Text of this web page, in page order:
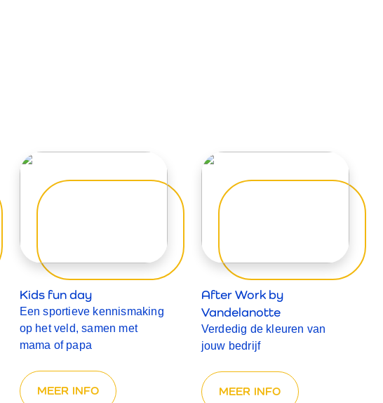
Kids fun day
Een sportieve kennismaking
op het veld, samen met
mama of papa
MEER INFO
After Work by
Vandelanotte
Verdedig de kleuren van
jouw bedrijf
MEER INFO